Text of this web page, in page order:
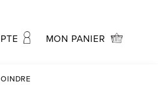
MON PANIER